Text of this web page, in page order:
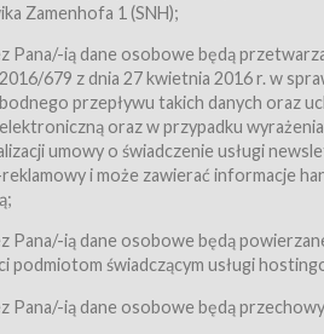
internetowy prowadzony przez
– niniejszy regulamin.
ogólne
określa zasady:
Usługobiorcom Usług przez
świadczenia precyzują odrębne regulaminy,
przez Usługodawcę danych
świadczy w szczególności
2002 r. o świadczeniu usług drogą
Zamenhofa 1 (SNH);
Pana/-ią dane osobowe będą
2016/679 z dnia 27 kwietnia 2016 r. w
przepływu takich danych oraz
oraz w przypadku
umowy o świadczenie usługi
i może zawierać informacje
Pana/-ią dane osobowe będą
podmiotom świadczącym usługi
Pana/-ią dane osobowe będą